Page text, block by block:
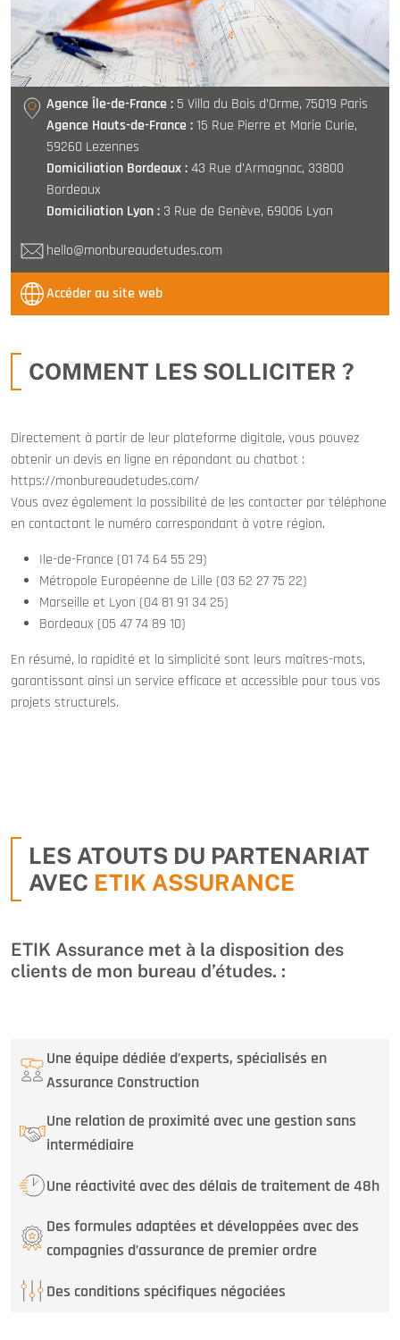
Agence Île-de-France : 5 Villa du Bois d’Orme, 75019 Paris
Agence Hauts-de-France :15 Rue Pierre et Marie Curie,
59260 Lezennes
Domiciliation Bordeaux :43 Rue d’Armagnac, 33800
Bordeaux
Domiciliation Lyon : 3 Rue de Genève, 69006 Lyon
hello@monbureaudetudes.com
Accéder au site web
COMMENT LES SOLLICITER ?
Directement à partir de leur plateforme digitale, vous pouvez
obtenir un devis en ligne en répondant au chatbot :
https://monbureaudetudes.com/
Vous avez également la possibilité de les contacter par téléphone
en contactant le numéro correspondant à votre région.
Ile-de-France (01 74 64 55 29)
Métropole Européenne de Lille (03 62 27 75 22)
Marseille et Lyon (04 81 91 34 25)
Bordeaux (05 47 74 89 10)
En résumé, la rapidité et la simplicité sont leurs maîtres-mots,
garantissant ainsi un service efficace et accessible pour tous vos
projets structurels.
LES ATOUTS DU PARTENARIAT
AVEC ETIK ASSURANCE
ETIK Assurance met à la disposition des
clients de mon bureau d’études. :
Une équipe dédiée d’experts, spécialisés en
Assurance Construction
Une relation de proximité avec une gestion sans
intermédiaire
Une réactivité avec des délais de traitement de 48h
Des formules adaptées et développées avec des
compagnies d’assurance de premier ordre
Des conditions spécifiques négociées